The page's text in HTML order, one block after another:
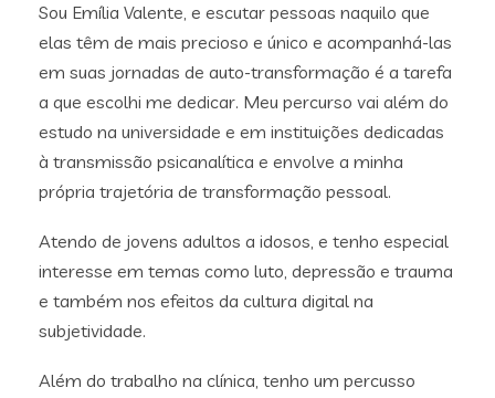
Sou Emília Valente, e escutar pessoas naquilo que
elas têm de mais precioso e único e acompanhá-las
em suas jornadas de auto-transformação é a tarefa
a que escolhi me dedicar. Meu percurso vai além do
estudo na universidade e em instituições dedicadas
à transmissão psicanalítica e envolve a minha
própria trajetória de transformação pessoal.
Atendo de jovens adultos a idosos, e tenho especial
interesse em temas como luto, depressão e trauma
e também nos efeitos da cultura digital na
subjetividade.
Além do trabalho na clínica, tenho um percusso